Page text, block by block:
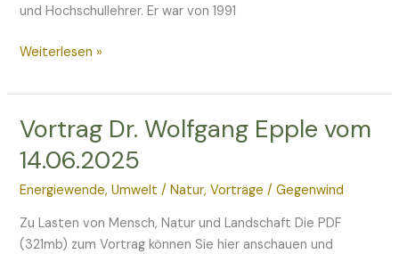
und Hochschullehrer. Er war von 1991
Weiterlesen »
Vortrag Dr. Wolfgang Epple vom
14.06.2025
Energiewende,Umwelt / Natur,Vorträge /Gegenwind
Zu Lasten von Mensch, Natur und Landschaft Die PDF
(321mb) zum Vortrag können Sie hier anschauen und
Vortrag
Wolfgang
Epple
14.06.2025